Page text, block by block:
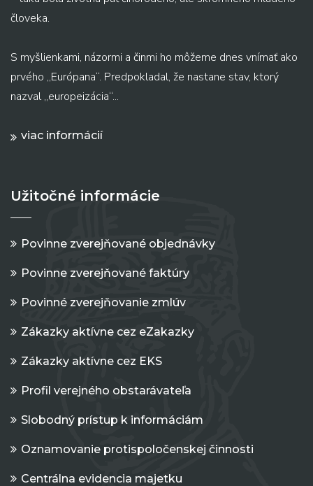
človeka.
S myšlienkami, názormi a činmi ho môžeme dnes vnímať ako
prvého „Európana“. Predpokladal, že nastane stav, ktorý
nazval „europeizácia“...
viac informácií
Užitočné informácie
Povinne zverejňované objednávky
Povinne zverejňované faktúry
Povinné zverejňovanie zmlúv
Zákazky aktívne cez eZakazky
Zákazky aktívne cez EKS
Profil verejného obstarávateľa
Slobodný prístup k informáciám
Oznamovanie protispoločenskej činnosti
Centrálna evidencia majetku